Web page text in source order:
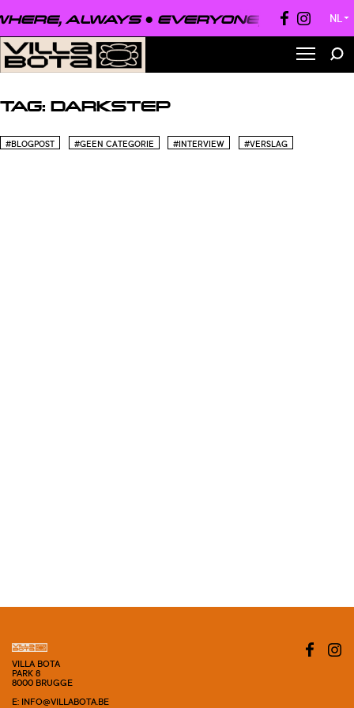
ALWAYS ● EVERYONE, NL ▼
TAG: DARKSTEP
#BLOGPOST #GEEN CATEGORIE #INTERVIEW #VERSLAG
VILLA BOTA
PARK 8
8000 BRUGGE
E: INFO@VILLABOTA.BE